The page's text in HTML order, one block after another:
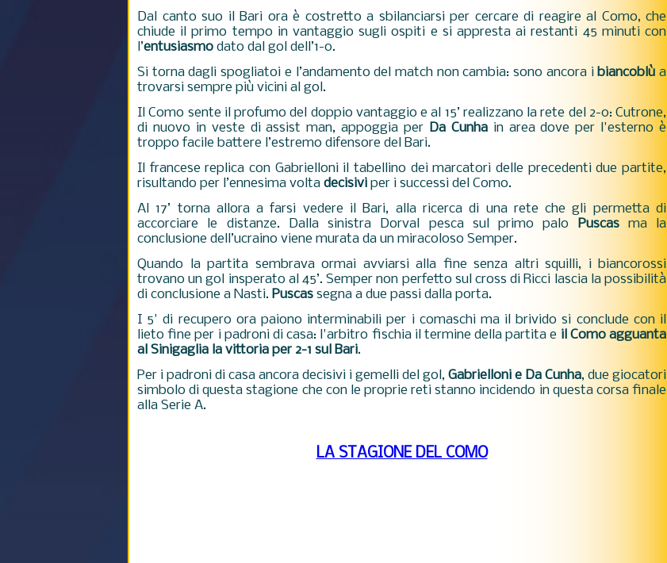
Dal canto suo il Bari ora è costretto a sbilanciarsi per cercare di reagire al Como, che
chiude il primo tempo in vantaggio sugli ospiti e si appresta ai restanti 45 minuti con
l’entusiasmo dato dal gol dell’1-0.
Si torna dagli spogliatoi e l’andamento del match non cambia: sono ancora ibiancoblù a
trovarsi sempre più vicini al gol.
Il Como sente il profumo del doppio vantaggio e al 15’ realizzano la rete del 2-0: Cutrone,
di nuovo in veste di assist man, appoggia per Da Cunhain area dove per l'esterno è
troppo facile battere l’estremo difensore del Bari.
Il francese replica con Gabrielloni il tabellino dei marcatori delle precedenti due partite,
risultando per l’ennesima volta decisivi per i successi del Como.
Al 17’ torna allora a farsi vedere il Bari, alla ricerca di una rete che gli permetta di
accorciare le distanze. Dalla sinistra Dorval pesca sul primo palo Puscasma la
conclusione dell’ucraino viene murata da un miracoloso Semper.
Quando la partita sembrava ormai avviarsi alla fine senza altri squilli, i biancorossi
trovano un gol insperato al 45’.Semper non perfetto sul cross di Ricci lascia la possibilità
di conclusione a Nasti. Puscas segna a due passi dalla porta.
I 5' di recupero ora paiono interminabili per i comaschi ma il brivido si conclude con il
lieto fine per i padroni di casa: l'arbitro fischia il termine della partita e il Como agguanta
al Sinigaglia la vittoria per 2-1 sul Bari.
Per i padroni di casa ancora decisivi i gemelli del gol, Gabrielloni e Da Cunha, due giocatori
simbolo di questa stagione che con le proprie reti stanno incidendo in questa corsa finale
alla Serie A.
LA STAGIONE DEL COMO